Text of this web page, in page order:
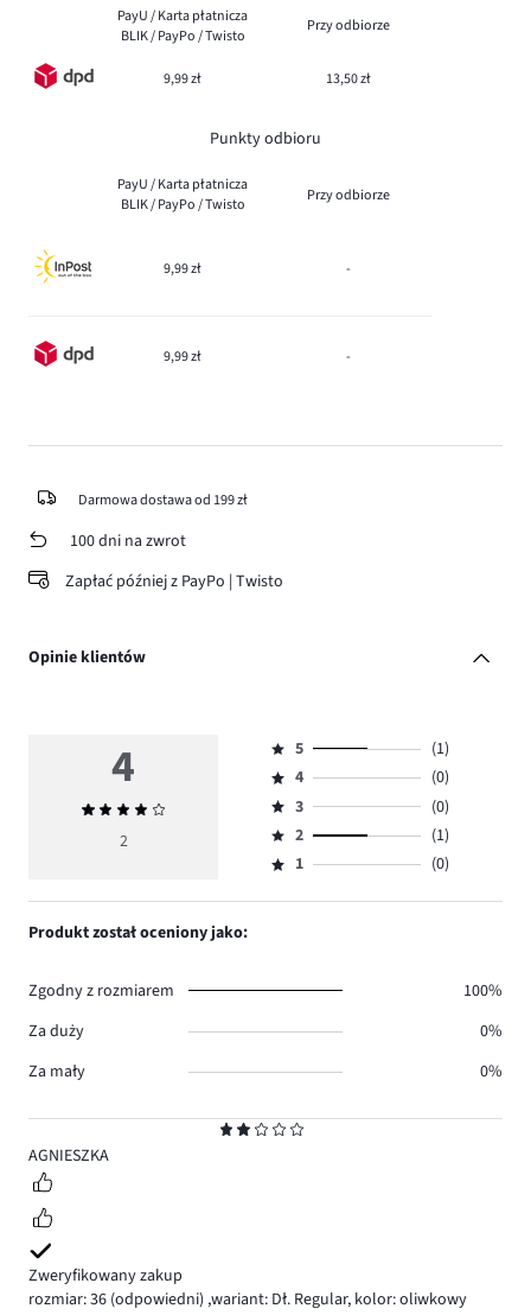
PayU / Karta płatnicza
BLIK / PayPo / Twisto
Przy odbiorze
9,99 zł 13,50 zł
Punkty odbioru
PayU / Karta płatnicza
BLIK / PayPo / Twisto
Przy odbiorze
9,99 zł -
9,99 zł -
Darmowa dostawa od 199 zł
100 dni na zwrot
Zapłać później z PayPo | Twisto
Opinie klientów
2
AGNIESZKA
Zweryfikowany zakup
rozmiar: 36 (odpowiedni) ,wariant: Dł. Regular, kolor: oliwkowy
4
Średnia
ocena
2
Ocena
5,
ilość
głosów
1.
5
(1)
Ocena
4,
ilość
głosów
4
(0)
Ocena
3,
ilość
3
(0)
Ocena
2,
2
(1)
Ocena
1,
1 (0)
Produkt został oceniony jako:
Zgodny z rozmiarem
100%
Za duży
0%
Za mały
0%